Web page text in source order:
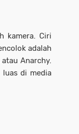
kamera. Ciri
adalah
Anarchy.
luas di media